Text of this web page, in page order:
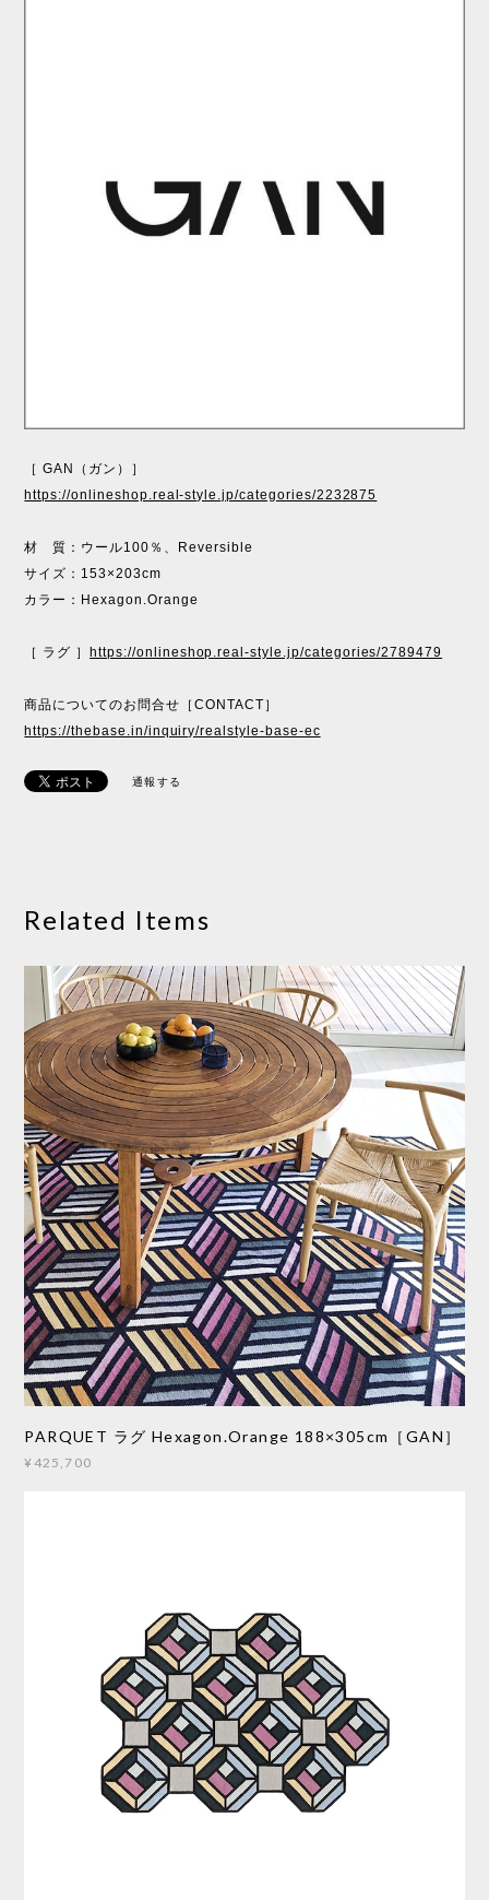
［ GAN（ガン）］
https://onlineshop.real-style.jp/categories/2232875
材 質：ウール100％、Reversible
サイズ：153×203cm
カラー：Hexagon.Orange
［ ラグ ］https://onlineshop.real-style.jp/categories/2789479
商品についてのお問合せ［CONTACT］
https://thebase.in/inquiry/realstyle-base-ec
通報する
Related Items
PARQUET ラグ Hexagon.Orange 188×305cm［GAN］
¥425,700